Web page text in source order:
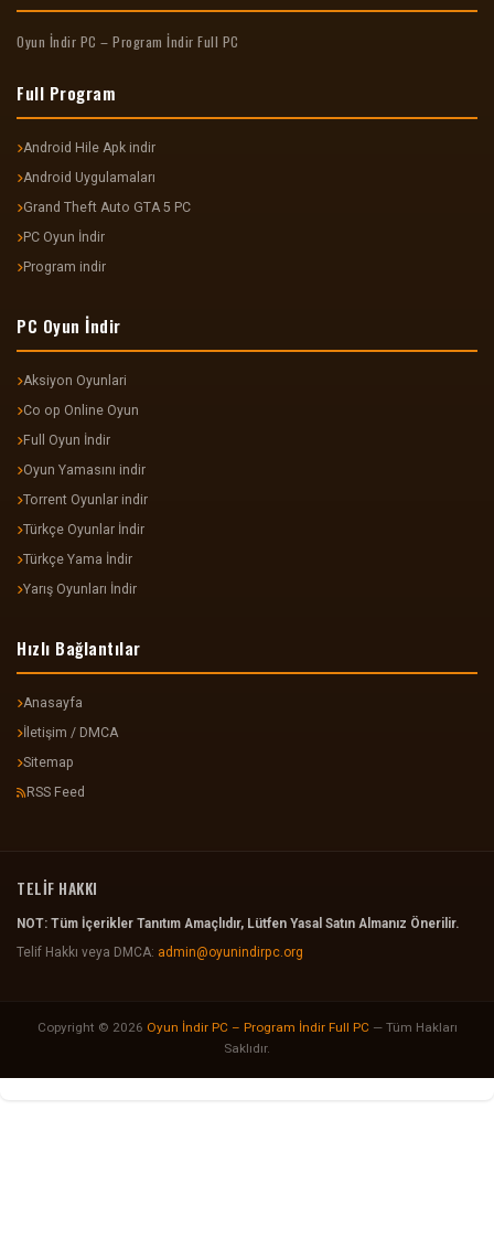
Oyun İndir PC – Program İndir Full PC
Full Program
Android Hile Apk indir
Android Uygulamaları
Grand Theft Auto GTA 5 PC
PC Oyun İndir
Program indir
PC Oyun İndir
Aksiyon Oyunlari
Co op Online Oyun
Full Oyun İndir
Oyun Yamasını indir
Torrent Oyunlar indir
Türkçe Oyunlar İndir
Türkçe Yama İndir
Yarış Oyunları İndir
Hızlı Bağlantılar
Anasayfa
İletişim / DMCA
Sitemap
RSS Feed
TELİF HAKKI
NOT: Tüm İçerikler Tanıtım Amaçlıdır, Lütfen Yasal Satın Almanız Önerilir.
Telif Hakkı veya DMCA: admin@oyunindirpc.org
Copyright © 2026 Oyun İndir PC – Program İndir Full PC — Tüm Hakları
Saklıdır.